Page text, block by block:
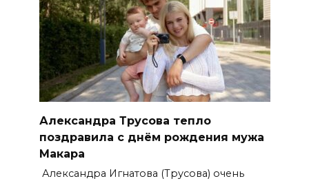
Александра Трусова тепло
поздравила с днём рождения мужа
Макара
Александра Игнатова (Трусова) очень